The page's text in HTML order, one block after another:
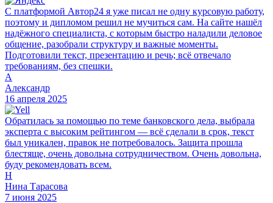
С платформой Автор24 я уже писал не одну курсовую работу,
поэтому и дипломом решил не мучиться сам. На сайте нашёл
надёжного специалиста, с которым быстро наладили деловое
общение, разобрали структуру и важные моменты.
Подготовили текст, презентацию и речь; всё отвечало
требованиям, без спешки.
А
Александр
16 апреля 2025
Обратилась за помощью по теме банковского дела, выбрала
эксперта с высоким рейтингом — всё сделали в срок, текст
был уникален, правок не потребовалось. Защита прошла
блестяще, очень довольна сотрудничеством. Очень довольна,
буду рекомендовать всем.
Н
Нина Тарасова
7 июня 2025